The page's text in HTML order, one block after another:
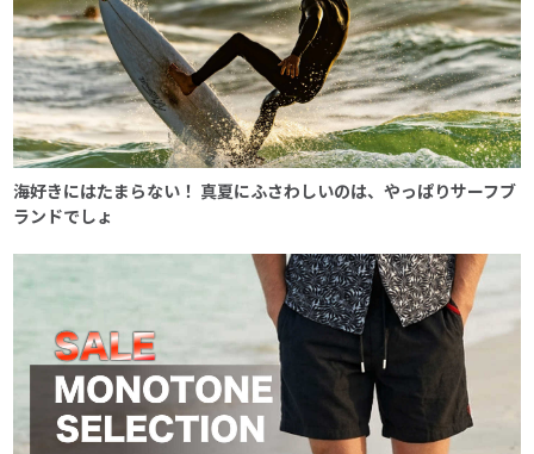
海好きにはたまらない！ 真夏にふさわしいのは、やっぱりサーフブ
ランドでしょ